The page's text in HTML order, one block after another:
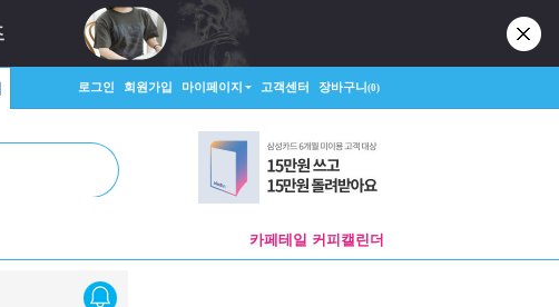
로그인 회원가입 마이페이지 고객센터 장바구니(0)
카페테일 커피캘린더